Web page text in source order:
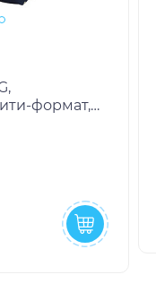
формат,
41х32х14